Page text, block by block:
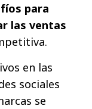
para
las ventas
en las
sociales
se